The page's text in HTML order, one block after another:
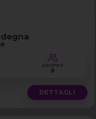
GRUPPO
8
DETTAGLI